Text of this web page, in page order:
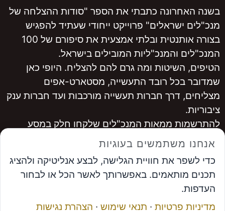
בשנה האחרונה כתבתי את הספר "סודות ההצלחה של
מנכ"לים ישראלים" פרוייקט ייחודי שעתיד להפגיש
בצורה אותנטית ובלתי אמצעית את סיפורם של 100
המנכ"לים והמנכ"ליות המובילים בישראל.
הטיפים, השיטות ומה גרם להם להצליח. היופי כאן
שמדובר בכל רובד התעשייה, מסטארט-אפים
מצליחים, דרך חברות תעשייה מורכבות ועד חברות ענק
ציבוריות.
להתרשמות ממאות המנכ"לים שלקחו חלק במסע
...............
אבי פרץ, מייסד פורום המנכ"לים ומנכ"ל פתרונות
אפקטיביים
אנחנו משתמשים בעוגיות
כדי לשפר את חוויית הגלישה, לבצע אנליטיקה ולהציג
תכנים מותאמים. באפשרותך לאשר הכל או לבחור
העדפות.
מדיניות פרטיות · תנאי שימוש · הצהרת נגישות